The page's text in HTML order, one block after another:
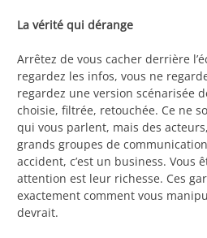
La vérité qui dérange
Arrêtez de vous cacher derrière
regardez les infos, vous ne
regardez une version scénarisée
choisie, filtrée, retouchée. Ce ne
qui vous parlent, mais des
grands groupes de
accident, c’est un business. Vous
attention est leur richesse. Ces
exactement comment vous
devrait.